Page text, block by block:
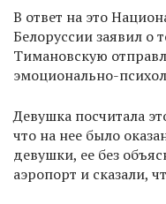
В ответ на это
Белоруссии заявил о
Тимановскую
эмоционально-
Девушка посчитала
что на нее было
девушки, ее без
аэропорт и сказали,